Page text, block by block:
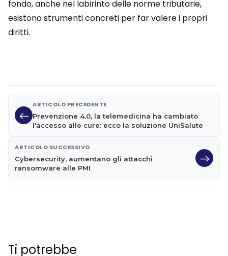
fondo, anche nel labirinto delle norme tributarie,
esistono strumenti concreti per far valere i propri
diritti.
ARTICOLO PRECEDENTE
Prevenzione 4.0, la telemedicina ha cambiato
l'accesso alle cure: ecco la soluzione UniSalute
ARTICOLO SUCCESSIVO
Cybersecurity, aumentano gli attacchi
ransomware alle PMI
Ti potrebbe